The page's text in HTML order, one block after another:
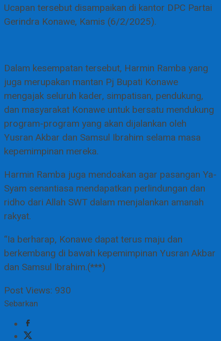
Ucapan tersebut disampaikan di kantor DPC Partai
Gerindra Konawe, Kamis (6/2/2025).
Dalam kesempatan tersebut, Harmin Ramba yang
juga merupakan mantan Pj Bupati Konawe
mengajak seluruh kader, simpatisan, pendukung,
dan masyarakat Konawe untuk bersatu mendukung
program-program yang akan dijalankan oleh
Yusran Akbar dan Samsul Ibrahim selama masa
kepemimpinan mereka.
Harmin Ramba juga mendoakan agar pasangan Ya-
Syam senantiasa mendapatkan perlindungan dan
ridho dari Allah SWT dalam menjalankan amanah
rakyat.
“Ia berharap, Konawe dapat terus maju dan
berkembang di bawah kepemimpinan Yusran Akbar
dan Samsul Ibrahim.(***)
Post Views: 930
Sebarkan